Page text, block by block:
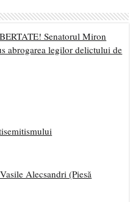
Senatorul Miron
abrogarea legilor delictului de
Alecsandri (Piesă